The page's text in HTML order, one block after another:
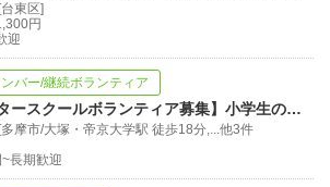
東区]
円
迎
バー/継続ボランティア
【アフタースクールボランティア募集】小学生の居場所で見守りと遊びのサポート
摩市/大塚・帝京大学駅 徒歩18分,...他3件
長期歓迎